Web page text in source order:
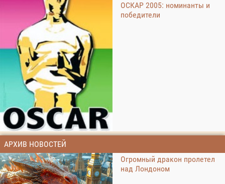
ОСКАР 2005: номинанты и
победители
АРХИВ НОВОСТЕЙ
Огромный дракон пролетел
над Лондоном